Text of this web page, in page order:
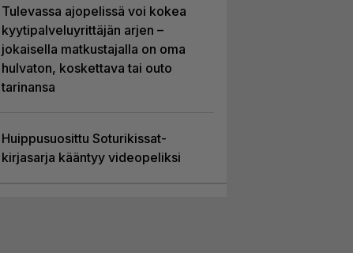
Tulevassa ajopelissä voi kokea
kyytipalveluyrittäjän arjen –
jokaisella matkustajalla on oma
hulvaton, koskettava tai outo
tarinansa
Huippusuosittu Soturikissat-
kirjasarja kääntyy videopeliksi